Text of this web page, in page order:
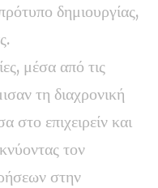
δημιουργίας,
μέσα από τις
τη διαχρονική
στο επιχειρείν και
τον
στην